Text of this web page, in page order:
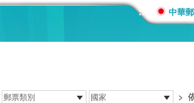
::: 中華
>